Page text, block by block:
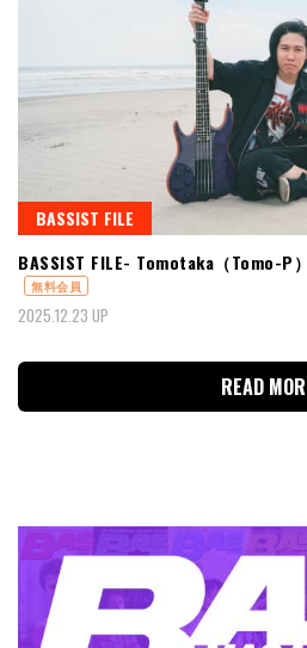
BASSIST FILE
BASSIST FILE- Tomotaka（Tomo-
無料会員
2025.12.23 UP
READ